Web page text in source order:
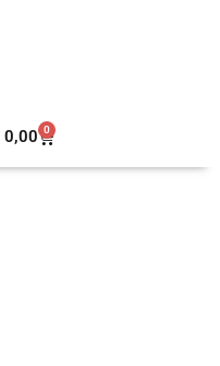
0,00 0